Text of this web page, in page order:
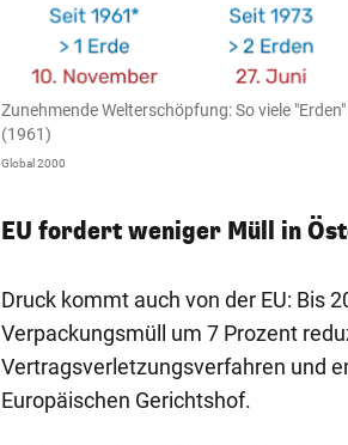
Zunehmende Welterschöpfung: So viele
(1961)
Global 2000
EU fordert weniger Müll in
Druck kommt auch von der EU: Bis
Verpackungsmüll um 7 Prozent
Vertragsverletzungsverfahren und
Europäischen Gerichtshof.